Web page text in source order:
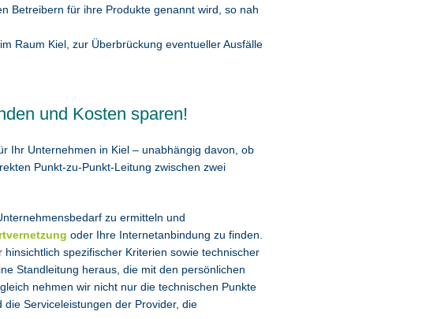
Betreibern für ihre Produkte genannt wird, so nah
Raum Kiel, zur Überbrückung eventueller Ausfälle
und Kosten sparen!
Ihr Unternehmen in Kiel – unabhängig davon, ob
Punkt-zu-Punkt-Leitung zwischen zwei
zu ermitteln und
oder Ihre Internetanbindung zu finden.
spezifischer Kriterien sowie technischer
Standleitung heraus, die mit den persönlichen
nehmen wir nicht nur die technischen Punkte
Serviceleistungen der Provider, die